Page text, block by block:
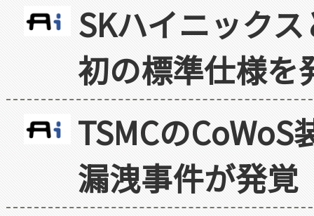
SKハイニック
初の標準仕様を
TSMCの
漏洩事件が発覚